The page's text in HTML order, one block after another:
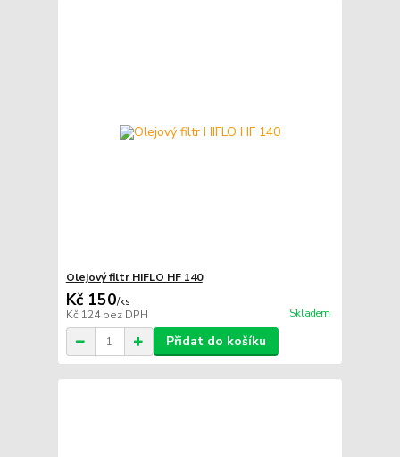
Olejový filtr HIFLO HF 140
Kč 150/ks
Kč 124bez DPH Skladem
Přidat do košíku